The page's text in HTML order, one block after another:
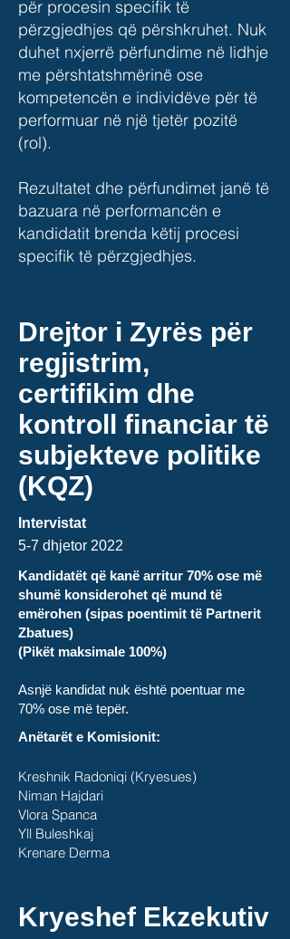
për procesin specifik të
përzgjedhjes që përshkruhet. Nuk
duhet nxjerrë përfundime në lidhje
me përshtatshmërinë ose
kompetencën e individëve për të
performuar në një tjetër pozitë
(rol).
Rezultatet dhe përfundimet janë të
bazuara në performancën e
kandidatit brenda këtij procesi
specifik të përzgjedhjes.
Drejtor i Zyrës për
regjistrim,
certifikim dhe
kontroll financiar të
subjekteve politike
(KQZ)
Intervistat
5-7 dhjetor 2022
Kandidatët që kanë arritur 70% ose më
shumë konsiderohet që mund të
emërohen (sipas poentimit të Partnerit
Zbatues)
(Pikët maksimale 100%)
Asnjë kandidat nuk është poentuar me
70% ose më tepër.
Anëtarët e Komisionit:
Kreshnik Radoniqi (Kryesues)
Niman Hajdari
Vlora Spanca
Yll Buleshkaj
Krenare Derma
Kryeshef Ekzekutiv